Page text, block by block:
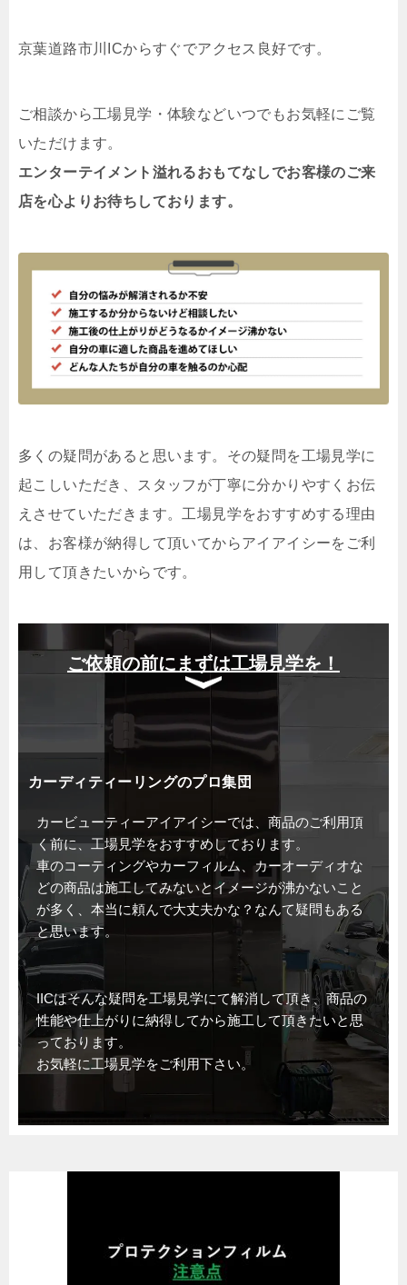
京葉道路市川ICからすぐでアクセス良好です。
ご相談から工場見学・体験などいつでもお気軽にご覧
いただけます。
エンターテイメント溢れるおもてなしでお客様のご来
店を心よりお待ちしております。
多くの疑問があると思います。その疑問を工場見学に
起こしいただき、スタッフが丁寧に分かりやすくお伝
えさせていただきます。工場見学をおすすめする理由
は、お客様が納得して頂いてからアイアイシーをご利
用して頂きたいからです。
ご依頼の前にまずは工場見学を！
カーディティーリングのプロ集団
カービューティーアイアイシーでは、商品のご利用頂
く前に、工場見学をおすすめしております。
車のコーティングやカーフィルム、カーオーディオな
どの商品は施工してみないとイメージが沸かないこと
が多く、本当に頼んで大丈夫かな？なんて疑問もある
と思います。
IICはそんな疑問を工場見学にて解消して頂き、商品の
性能や仕上がりに納得してから施工して頂きたいと思
っております。
お気軽に工場見学をご利用下さい。